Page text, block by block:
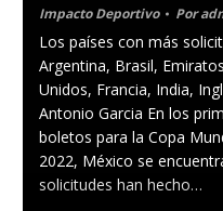
Impacto Deportivo Por
Los países con más
Argentina, Brasil,
Unidos, Francia, India,
Antonio Garcia En los
boletos para la Copa
2022, México se
solicitudes han hecho…